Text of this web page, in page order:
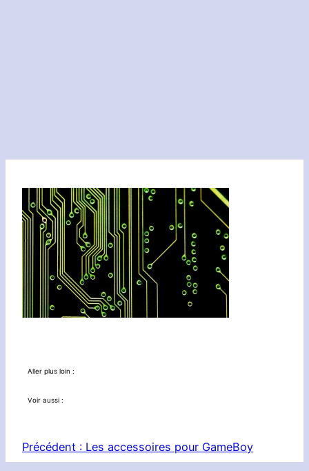
Aller plus loin :
Voir aussi :
Précédent : Les accessoires pour GameBoy